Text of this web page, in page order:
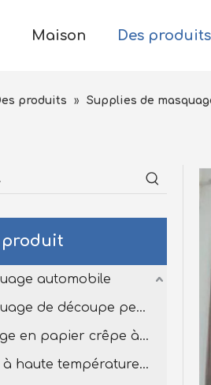
Maison Des produits
produits » Supplies de
produit
automobile
Solutions de masquage de découpe personnalisées
Ruban de masquage en papier crêpe à haut tempête
Film de masquage à haute température pour la peinture